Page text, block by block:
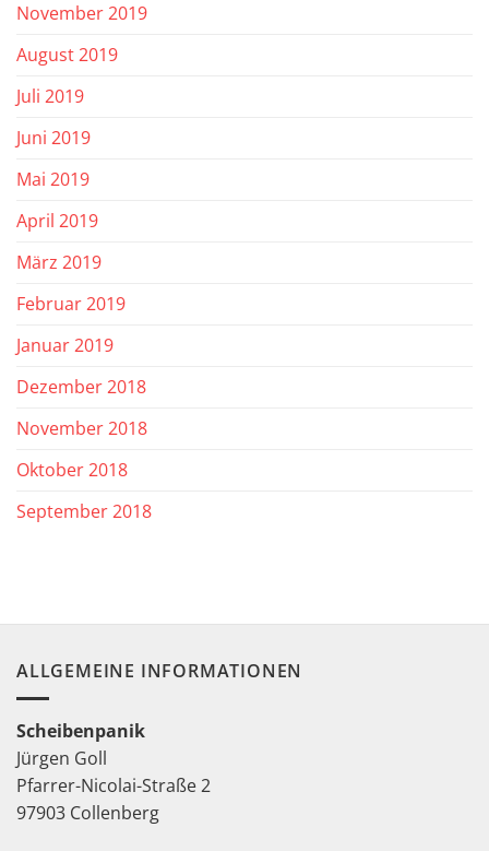
November 2019
August 2019
Juli 2019
Juni 2019
Mai 2019
April 2019
März 2019
Februar 2019
Januar 2019
Dezember 2018
November 2018
Oktober 2018
September 2018
ALLGEMEINE INFORMATIONEN
Scheibenpanik
Jürgen Goll
Pfarrer-Nicolai-Straße 2
97903 Collenberg